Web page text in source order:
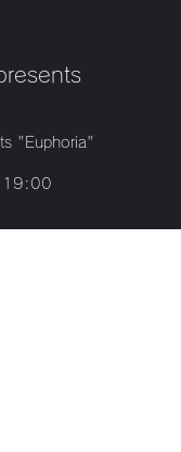
"Euphoria"
19:00